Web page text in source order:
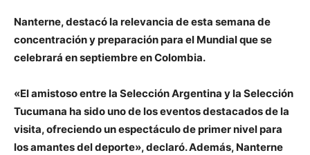
Nanterne, destacó la relevancia de esta semana de
concentración y preparación para el Mundial que se
celebrará en septiembre en Colombia.
«El amistoso entre la Selección Argentina y la Selección
Tucumana ha sido uno de los eventos destacados de la
visita, ofreciendo un espectáculo de primer nivel para
los amantes del deporte», declaró. Además, Nanterne